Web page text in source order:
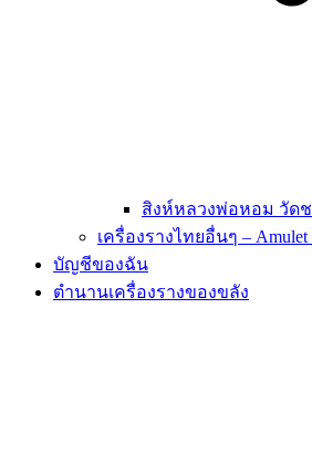
สิงห์หลวงพ่อหอม วัด
เครื่องรางไทยอื่นๆ – Amulet
บัญชีของฉัน
ตำนานเครื่องรางของขลัง